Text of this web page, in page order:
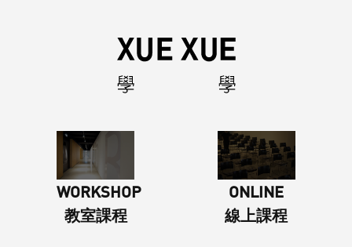
WORKSHOP
教室課程
ONLINE
線上課程